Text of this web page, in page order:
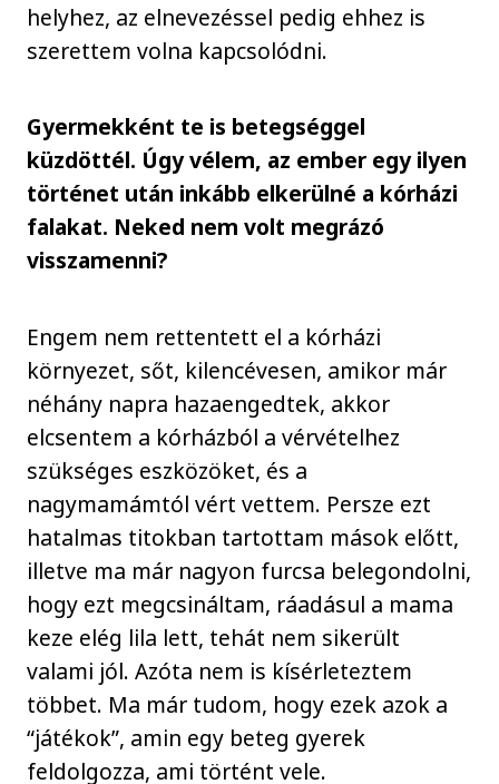
helyhez, az elnevezéssel pedig ehhez is
szerettem volna kapcsolódni.
Gyermekként te is betegséggel
küzdöttél. Úgy vélem, az ember egy ilyen
történet után inkább elkerülné a kórházi
falakat. Neked nem volt megrázó
visszamenni?
Engem nem rettentett el a kórházi
környezet, sőt, kilencévesen, amikor már
néhány napra hazaengedtek, akkor
elcsentem a kórházból a vérvételhez
szükséges eszközöket, és a
nagymamámtól vért vettem. Persze ezt
hatalmas titokban tartottam mások előtt,
illetve ma már nagyon furcsa belegondolni,
hogy ezt megcsináltam, ráadásul a mama
keze elég lila lett, tehát nem sikerült
valami jól. Azóta nem is kísérleteztem
többet. Ma már tudom, hogy ezek azok a
“játékok”, amin egy beteg gyerek
feldolgozza, ami történt vele.